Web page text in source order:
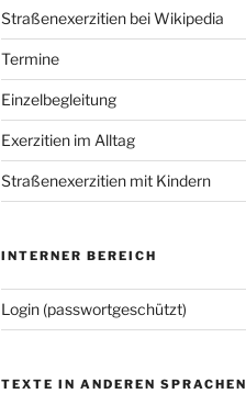
Straßenexerzitien bei Wikipedia
Termine
Einzelbegleitung
Exerzitien im Alltag
Straßenexerzitien mit Kindern
INTERNER BEREICH
Login (passwortgeschützt)
TEXTE IN ANDEREN SPRACHEN